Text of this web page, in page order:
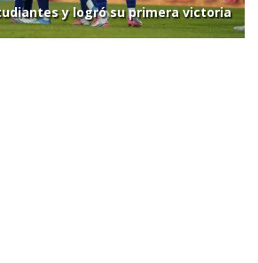
y logró su primera victoria